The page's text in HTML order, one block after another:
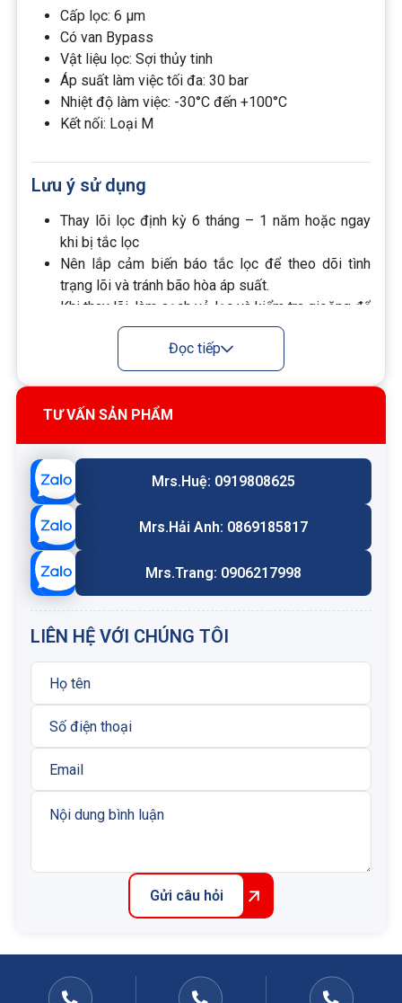
Cấp lọc: 6 µm
Có van Bypass
Vật liệu lọc: Sợi thủy tinh
Áp suất làm việc tối đa: 30 bar
Nhiệt độ làm việc: -30°C đến +100°C
Kết nối: Loại M
Lưu ý sử dụng
Thay lõi lọc định kỳ 6 tháng – 1 năm hoặc ngay
khi bị tắc lọc
Nên lắp cảm biến báo tắc lọc để theo dõi tình
trạng lõi và tránh bão hòa áp suất.
Khi thay lõi, làm sạch vỏ lọc và kiểm tra gioăng để
đảm bảo kín dầu tuyệt đối.
Đọc tiếp
TƯ VẤN SẢN PHẨM
Mrs.Huệ: 0919808625
Mrs.Hải Anh: 0869185817
Mrs.Trang: 0906217998
LIÊN HỆ VỚI CHÚNG TÔI
Gửi câu hỏi